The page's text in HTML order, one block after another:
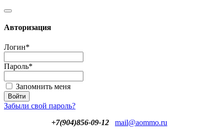
Авторизация
Логин*
Пароль*
Запомнить меня
Забыли свой пароль?
+7(904)856-09-12
mail@aommo.ru